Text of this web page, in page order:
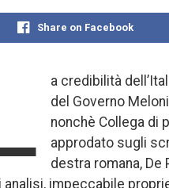
Share on Facebook
a credibilità
del Governo
nonchè Collega di
approdato sugli
destra romana,
impeccabile